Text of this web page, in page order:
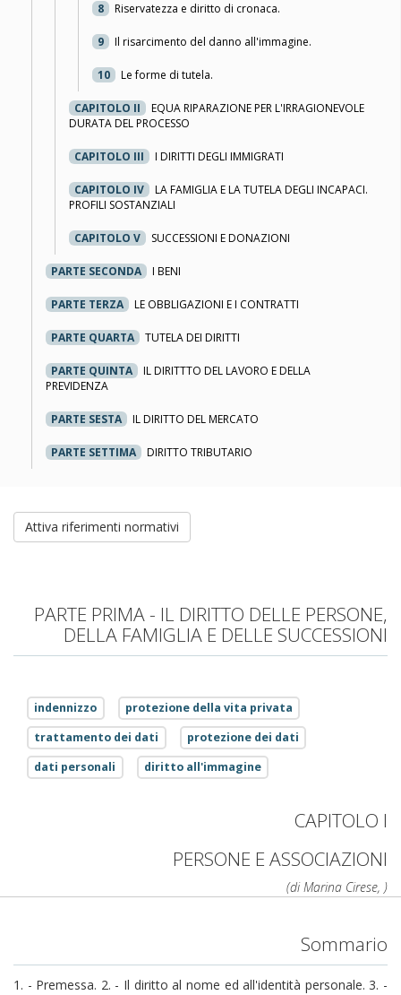
8 Riservatezza e diritto di cronaca.
9 Il risarcimento del danno all'immagine.
10 Le forme di tutela.
CAPITOLO II
EQUA RIPARAZIONE PER L'IRRAGIONEVOLE
DURATA DEL PROCESSO
CAPITOLO III I DIRITTI DEGLI IMMIGRATI
CAPITOLO IV
LA FAMIGLIA E LA TUTELA DEGLI INCAPACI.
PROFILI SOSTANZIALI
CAPITOLO V SUCCESSIONI E DONAZIONI
PARTE SECONDA I BENI
PARTE TERZA LE OBBLIGAZIONI E I CONTRATTI
PARTE QUARTA TUTELA DEI DIRITTI
PARTE QUINTA
IL DIRITTTO DEL LAVORO E DELLA
PREVIDENZA
PARTE SESTA IL DIRITTO DEL MERCATO
PARTE SETTIMA DIRITTO TRIBUTARIO
Attiva riferimenti normativi
PARTE PRIMA - IL DIRITTO DELLE PERSONE,
DELLA FAMIGLIA E DELLE SUCCESSIONI
indennizzo
protezione della vita privata
trattamento dei dati
protezione dei dati
dati personali
diritto all'immagine
CAPITOLO I
PERSONE E ASSOCIAZIONI
(di Marina Cirese, )
Sommario
1. - Premessa. 2. - Il diritto al nome ed all'identità personale. 3. -